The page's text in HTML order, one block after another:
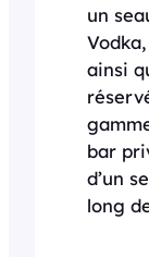
un
ainsi
bar
d’un
long